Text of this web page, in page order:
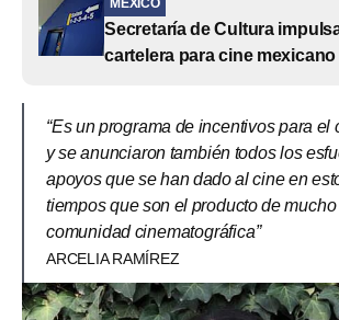
MÉXICO
Secretaría de Cultura
cartelera para cine mexicano
“Es un programa de incentivos para el
y se anunciaron también todos los
apoyos que se han dado al cine en
tiempos que son el producto de
comunidad cinematográfica”
ARCELIA RAMÍREZ